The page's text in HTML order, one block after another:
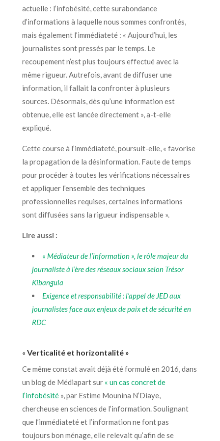
actuelle : l’infobésité, cette surabondance
d’informations à laquelle nous sommes confrontés,
mais également l’immédiateté : « Aujourd’hui, les
journalistes sont pressés par le temps. Le
recoupement n’est plus toujours effectué avec la
même rigueur. Autrefois, avant de diffuser une
information, il fallait la confronter à plusieurs
sources. Désormais, dès qu’une information est
obtenue, elle est lancée directement », a-t-elle
expliqué.
Cette course à l’immédiateté, poursuit-elle, « favorise
la propagation de la désinformation. Faute de temps
pour procéder à toutes les vérifications nécessaires
et appliquer l’ensemble des techniques
professionnelles requises, certaines informations
sont diffusées sans la rigueur indispensable ».
Lire aussi :
« Médiateur de l’information », le rôle majeur du
journaliste à l’ère des réseaux sociaux selon Trésor
Kibangula
Exigence et responsabilité : l’appel de JED aux
journalistes face aux enjeux de paix et de sécurité en
RDC
« Verticalité et horizontalité »
Ce même constat avait déjà été formulé en 2016, dans
un blog de Médiapart sur « un cas concret de
l’infobésité », par Estime Mounina N’Diaye,
chercheuse en sciences de l’information. Soulignant
que l’immédiateté et l’information ne font pas
toujours bon ménage, elle relevait qu’afin de se